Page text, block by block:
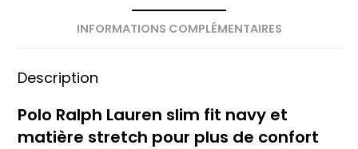
INFORMATIONS COMPLÉMENTAIRES
Description
Polo Ralph Lauren slim fit navy et
matière stretch pour plus de confort